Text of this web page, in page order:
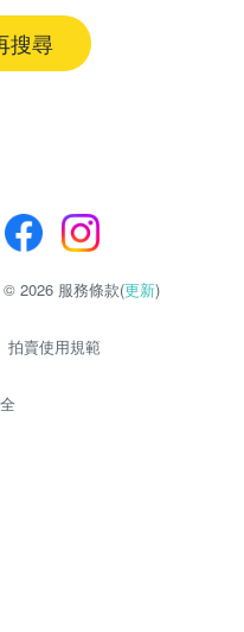
搜尋
2026 服務條款(更新)
拍賣使用規範